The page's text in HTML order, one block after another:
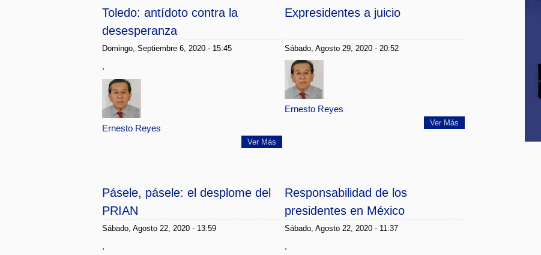
Toledo: antídoto contra la
desesperanza
Domingo, Septiembre 6, 2020 - 15:45
.
Ernesto Reyes
Ver Más
Expresidentes a juicio
Sábado, Agosto 29, 2020 - 20:52
Ernesto Reyes
Ver Más
Pásele, pásele: el desplome del
PRIAN
Sábado, Agosto 22, 2020 - 13:59
.
Responsabilidad de los
presidentes en México
Sábado, Agosto 22, 2020 - 11:37
.